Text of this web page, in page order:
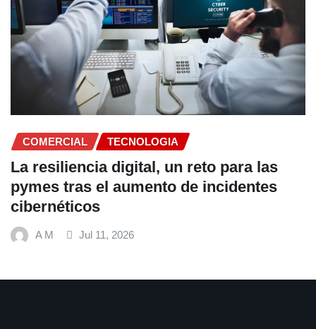
hábitos saludables junto al
Mundial de Alimentos y Nestlé
A M Jul 9, 2026
CONTACTANOS